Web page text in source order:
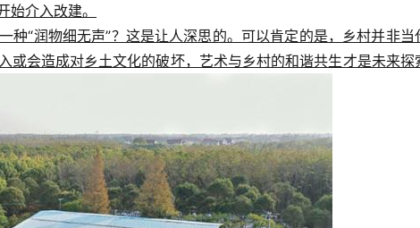
介入改建。
种“润物细无声”？这是让人深思的。可以肯定的是，乡村并非当
或会造成对乡土文化的破坏，艺术与乡村的和谐共生才是未来探